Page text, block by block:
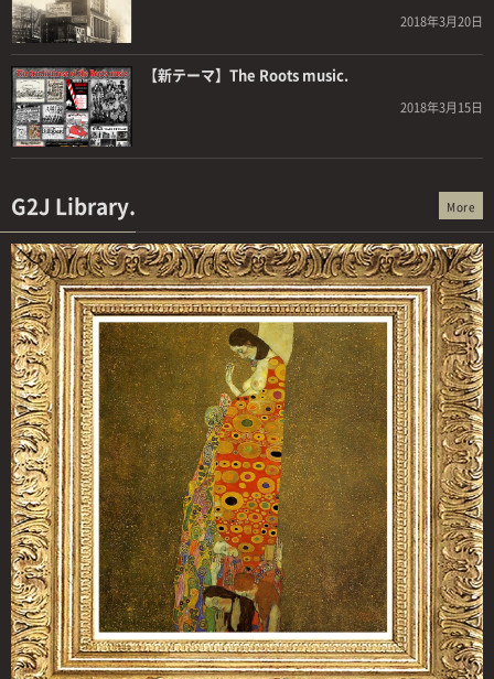
2018年3月20日
【新テーマ】The Roots music.
2018年3月15日
G2J Library. More